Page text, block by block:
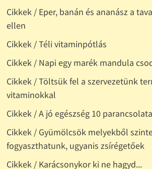
Cikkek / Eper, banán és ananász a
ellen
Cikkek / Téli vitaminpótlás
Cikkek / Napi egy marék mandula
Cikkek / Töltsük fel a szervezetünk
vitaminokkal
Cikkek / A jó egészség 10 parancsolata
Cikkek / Gyümölcsök melyekből
fogyaszthatunk, ugyanis zsírégetőek
Cikkek / Karácsonykor ki ne hagyd...